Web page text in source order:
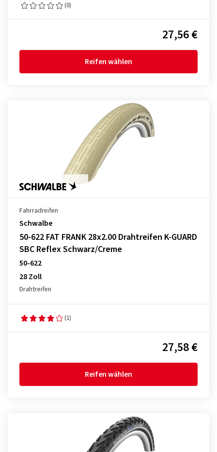
(0)
27,56 €
Reifen wählen
Fahrradreifen
Schwalbe
50-622 FAT FRANK 28x2.00 Drahtreifen K-GUARD
SBC Reflex Schwarz/Creme
50-622
28 Zoll
Drahtreifen
(1)
27,58 €
Reifen wählen